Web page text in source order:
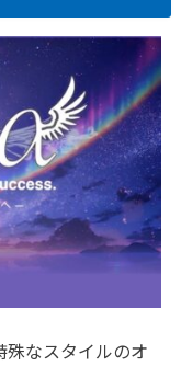
なスタイルのオ